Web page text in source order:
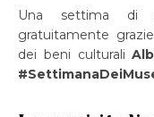
Una settima di
gratuitamente
dei beni culturali